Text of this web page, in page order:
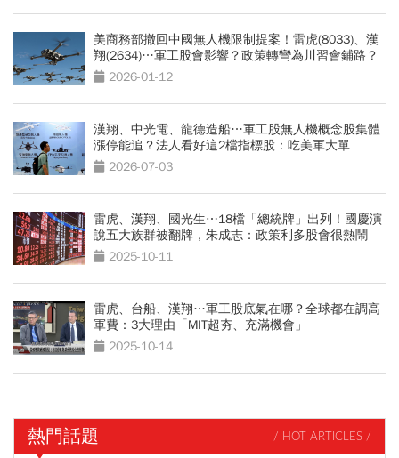
美商務部撤回中國無人機限制提案！雷虎(8033)、漢
翔(2634)…軍工股會影響？政策轉彎為川習會鋪路？
2026-01-12
漢翔、中光電、龍德造船…軍工股無人機概念股集體
漲停能追？法人看好這2檔指標股：吃美軍大單
2026-07-03
雷虎、漢翔、國光生⋯18檔「總統牌」出列！國慶演
說五大族群被翻牌，朱成志：政策利多股會很熱鬧
2025-10-11
雷虎、台船、漢翔…軍工股底氣在哪？全球都在調高
軍費：3大理由「MIT超夯、充滿機會」
2025-10-14
熱門話題 / HOT ARTICLES /